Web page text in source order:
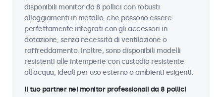
disponibili monitor da 8 pollici con robusti
alloggiamenti in metallo, che possono essere
perfettamente integrati con gli accessori in
dotazione, senza necessità di ventilazione o
raffreddamento. Inoltre, sono disponibili modelli
resistenti alle intemperie con custodia resistente
all'acqua, ideali per uso esterno o ambienti esigenti.
Il tuo partner nei monitor professionali da 8 pollici